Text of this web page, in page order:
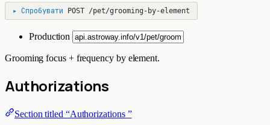
▸ Спробувати POST /pet/grooming-by-element
Production
Grooming focus + frequency by element.
Authorizations
Section titled “Authorizations ”